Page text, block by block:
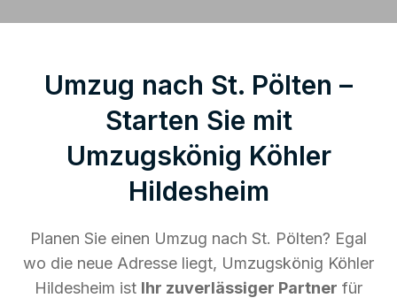
Umzug nach St. Pölten –
Starten Sie mit
Umzugskönig Köhler
Hildesheim
Planen Sie einen Umzug nach St. Pölten? Egal
wo die neue Adresse liegt, Umzugskönig Köhler
Hildesheim ist Ihr zuverlässiger Partner für